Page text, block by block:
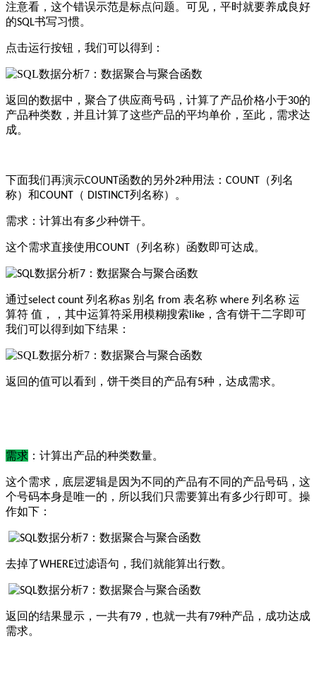
注意看，这个错误示范是标点问题。可见，平时就要养成良好
的SQL书写习惯。
点击运行按钮，我们可以得到：
返回的数据中，聚合了供应商号码，计算了产品价格小于30的
产品种类数，并且计算了这些产品的平均单价，至此，需求达
成。
下面我们再演示COUNT函数的另外2种用法： COUNT （列名
称）和COUNT （ DISTINCT列名称）。
需求：计算出有多少种饼干。
这个需求直接使用COUNT （列名称）函数即可达成。
通过select count 列名称as 别名 from 表名称 where 列名称 运
算符 值，，其中运算符采用模糊搜索 like ，含有饼干二字即可
我们可以得到如下结果：
返回的值可以看到，饼干类目的产品有5种，达成需求。
需求 ：计算出产品的种类数量。
这个需求，底层逻辑是因为不同的产品有不同的产品号码，这
个号码本身是唯一的，所以我们只需要算出有多少行即可。操
作如下：
去掉了WHERE过滤语句，我们就能算出行数。
返回的结果显示，一共有79 ，也就一共有79种产品，成功达成
需求。